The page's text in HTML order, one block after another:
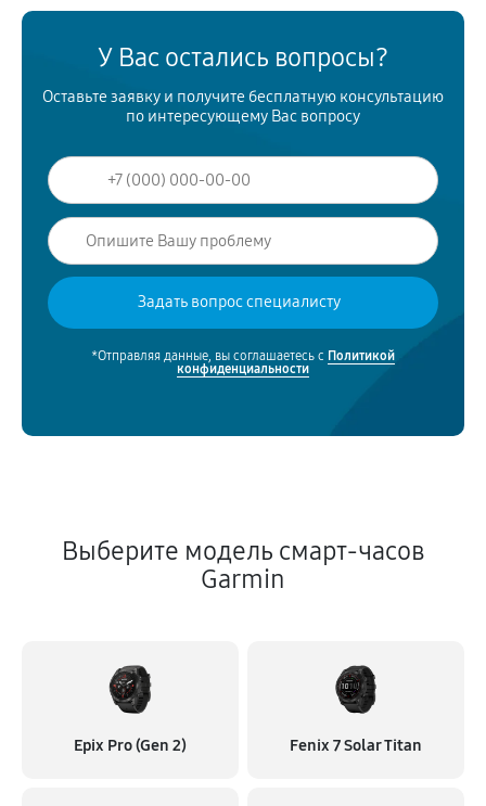
У Вас остались вопросы?
Оставьте заявку и получите бесплатную консультацию
по интересующему Вас вопросу
*Отправляя данные, вы соглашаетесь с Политикой
конфиденциальности
Выберите модель смарт-часов
Garmin
Epix Pro (Gen 2) Fenix 7 Solar Titan